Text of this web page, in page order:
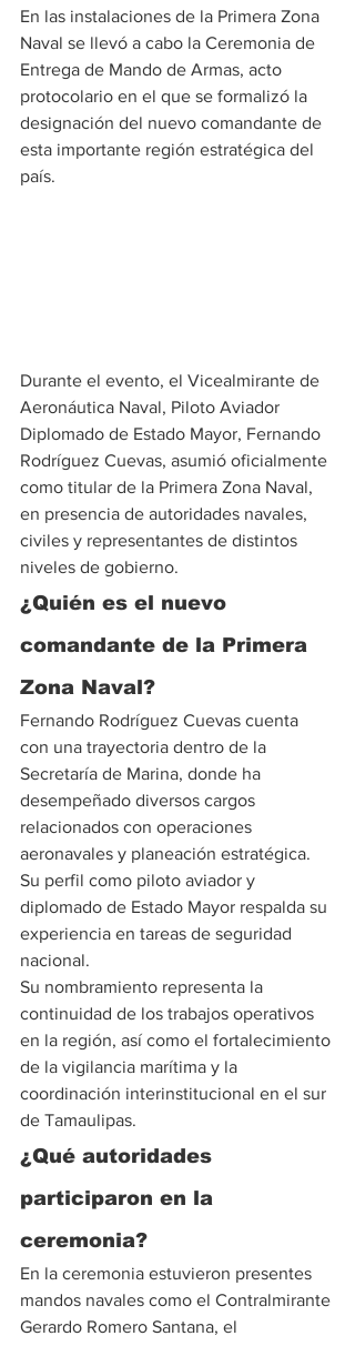
En las instalaciones de la Primera Zona
Naval se llevó a cabo la Ceremonia de
Entrega de Mando de Armas, acto
protocolario en el que se formalizó la
designación del nuevo comandante de
esta importante región estratégica del
país.
Durante el evento, el Vicealmirante de
Aeronáutica Naval, Piloto Aviador
Diplomado de Estado Mayor, Fernando
Rodríguez Cuevas, asumió oficialmente
como titular de la Primera Zona Naval,
en presencia de autoridades navales,
civiles y representantes de distintos
niveles de gobierno.
¿Quién es el nuevo
comandante de la Primera
Zona Naval?
Fernando Rodríguez Cuevas cuenta
con una trayectoria dentro de la
Secretaría de Marina, donde ha
desempeñado diversos cargos
relacionados con operaciones
aeronavales y planeación estratégica.
Su perfil como piloto aviador y
diplomado de Estado Mayor respalda su
experiencia en tareas de seguridad
nacional.
Su nombramiento representa la
continuidad de los trabajos operativos
en la región, así como el fortalecimiento
de la vigilancia marítima y la
coordinación interinstitucional en el sur
de Tamaulipas.
¿Qué autoridades
participaron en la
ceremonia?
En la ceremonia estuvieron presentes
mandos navales como el Contralmirante
Gerardo Romero Santana, el